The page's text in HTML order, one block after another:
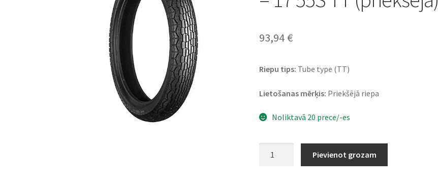
93,94 €
Riepu tips: Tube type (TT)
Lietošanas mērķis: Priekšējā riepa
Noliktavā 20 prece/-es
Pievienot grozam